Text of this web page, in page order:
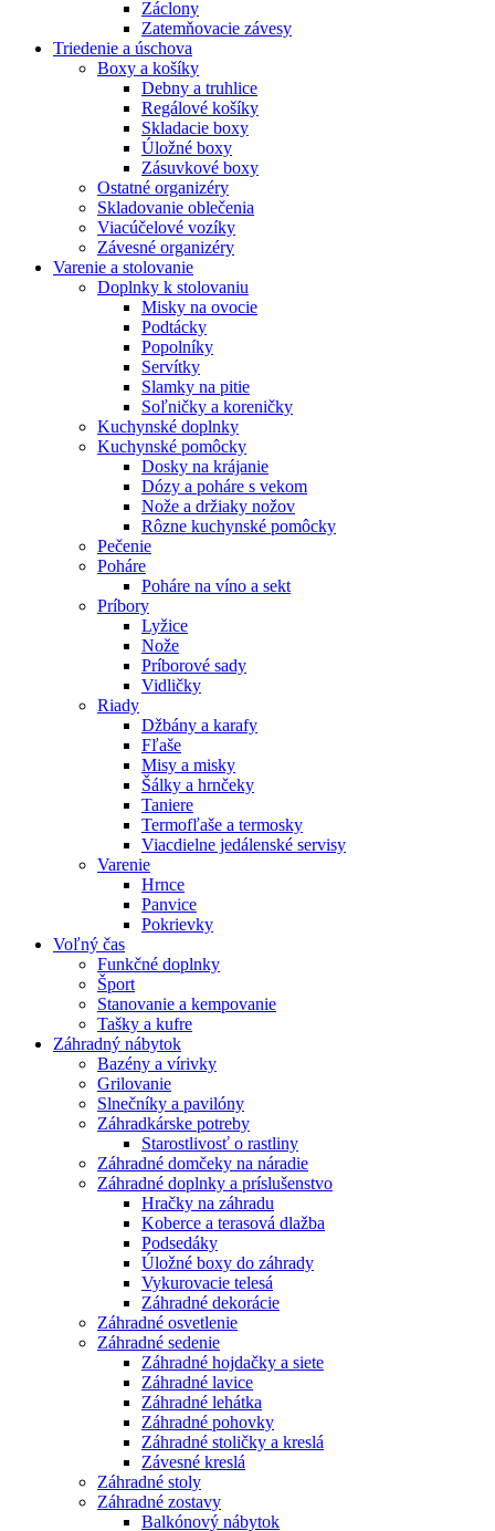
Záclony
Zatemňovacie závesy
Triedenie a úschova
Boxy a košíky
Debny a truhlice
Regálové košíky
Skladacie boxy
Úložné boxy
Zásuvkové boxy
Ostatné organizéry
Skladovanie oblečenia
Viacúčelové vozíky
Závesné organizéry
Varenie a stolovanie
Doplnky k stolovaniu
Misky na ovocie
Podtácky
Popolníky
Servítky
Slamky na pitie
Soľničky a koreničky
Kuchynské doplnky
Kuchynské pomôcky
Dosky na krájanie
Dózy a poháre s vekom
Nože a držiaky nožov
Rôzne kuchynské pomôcky
Pečenie
Poháre
Poháre na víno a sekt
Príbory
Lyžice
Nože
Príborové sady
Vidličky
Riady
Džbány a karafy
Fľaše
Misy a misky
Šálky a hrnčeky
Taniere
Termofľaše a termosky
Viacdielne jedálenské servisy
Varenie
Hrnce
Panvice
Pokrievky
Voľný čas
Funkčné doplnky
Šport
Stanovanie a kempovanie
Tašky a kufre
Záhradný nábytok
Bazény a vírivky
Grilovanie
Slnečníky a pavilóny
Záhradkárske potreby
Starostlivosť o rastliny
Záhradné domčeky na náradie
Záhradné doplnky a príslušenstvo
Hračky na záhradu
Koberce a terasová dlažba
Podsedáky
Úložné boxy do záhrady
Vykurovacie telesá
Záhradné dekorácie
Záhradné osvetlenie
Záhradné sedenie
Záhradné hojdačky a siete
Záhradné lavice
Záhradné lehátka
Záhradné pohovky
Záhradné stoličky a kreslá
Závesné kreslá
Záhradné stoly
Záhradné zostavy
Balkónový nábytok